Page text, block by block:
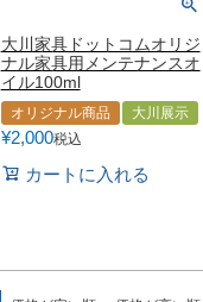
大川家具ドットコムオリジ
ナル家具用メンテナンスオ
イル100ml
オリジナル商品 大川展示
¥2,000税込
カートに入れる